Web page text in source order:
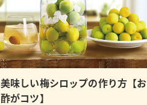
美味しい梅シロップの作り方【お
酢がコツ】